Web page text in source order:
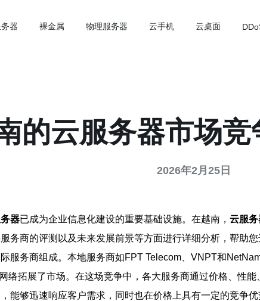
器 裸金属 物理服务器 云手机 云桌面
的云服务器市场
2026年2月25日
器已成为企业信息化建设的重要基础设施。在越南， 云服
务商的评测以及未来发展前景等方面进行详细分析，帮助
服务商组成。本地服务商如FPT Telecom、VNPT和
络拓展了市场。在这场竞争中，各大服务商通过价格、性能
能够迅速响应客户需求，同时也在价格上具有一定的竞争